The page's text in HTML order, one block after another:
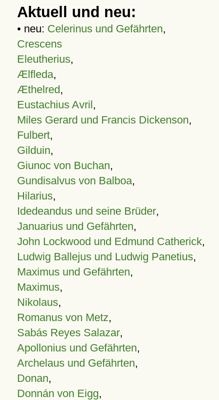
Aktuell und neu:
• neu: Celerinus und Gefährten,
Crescens
Eleutherius,
Ælfleda,
Æthelred,
Eustachius Avril,
Miles Gerard und Francis Dickenson,
Fulbert,
Gilduin,
Giunoc von Buchan,
Gundisalvus von Balboa,
Hilarius,
Idedeandus und seine Brüder,
Januarius und Gefährten,
John Lockwood und Edmund Catherick,
Ludwig Ballejus und Ludwig Panetius,
Maximus und Gefährten,
Maximus,
Nikolaus,
Romanus von Metz,
Sabás Reyes Salazar,
Apollonius und Gefährten,
Archelaus und Gefährten,
Donan,
Donnán von Eigg,